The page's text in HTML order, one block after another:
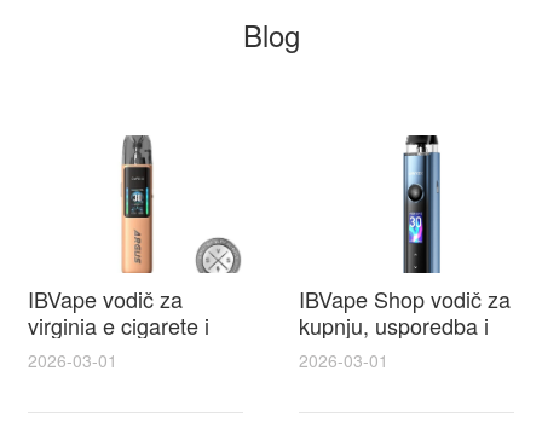
Blog
IBVape vodič za
virginia e cigarete i
praktične recenzije
kupnje
2026-03-01
IBVape Shop vodič za
kupnju, usporedba i
savjeti oko e cigareta
ponudu
2026-03-01